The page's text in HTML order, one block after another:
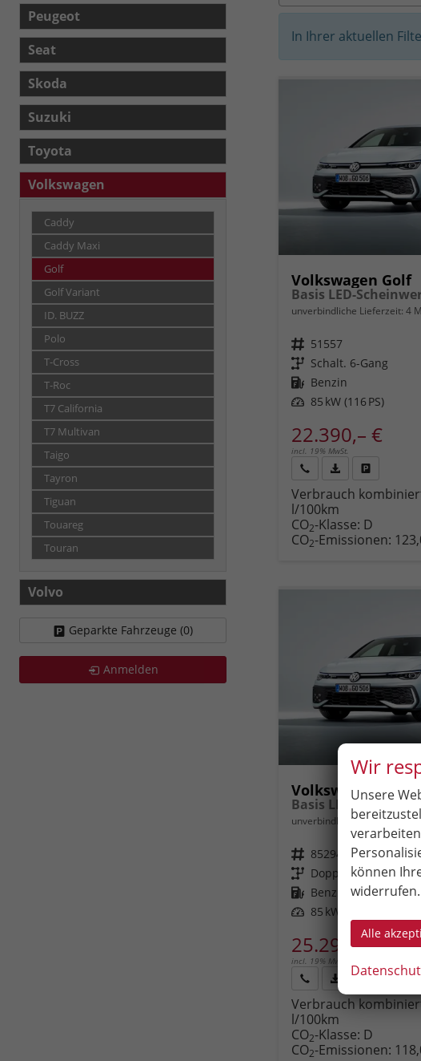
In Ihrer aktuellen
Volkswagen Golf
unverbindliche Lieferzeit: 4
Fahrzeugnr. 51557
Getriebe Schalt. 6-Gang
Kraftstoff Benzin
Leistung 85 kW (116 PS)
22.390,– €
incl. 19% MwSt.
anfordernDatei,
Fahrzeugexposé
drucken
drucken,
oder
vergleichen
Verbrauch
l/100km
CO2-Klasse: D
CO2-Emissionen:
Volkswagen Golf
unverbindliche Lieferzeit:6
Fahrzeugnr. 85294
Getriebe
Kraftstoff Benzin
Leistung 85 kW (116 PS)
25.290,– €
incl. 19% MwSt.
Rückruf
anfordern
PDF-
Datei,
Fahrzeugexposé
drucken
Fahrzeug
drucken,
oder
vergleichen
Verbrauch
l/100km
CO2-Klasse: D
CO2-Emissionen:
Peugeot
Seat
Skoda
Suzuki
Toyota
Volkswagen
Caddy
Caddy Maxi
Golf
Golf Variant
ID. BUZZ
Polo
T-Cross
T-Roc
T7 California
T7 Multivan
Taigo
Tayron
Tiguan
Touareg
Touran
Volvo
Geparkte Fahrzeuge (0)
Anmelden
Wir
Unsere
können
widerrufen.
Alle